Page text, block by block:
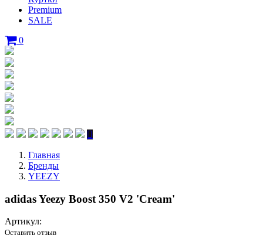
Premium
SALE
0
Главная
Бренды
YEEZY
adidas Yeezy Boost 350 V2 'Cream'
Артикул:
Оставить отзыв